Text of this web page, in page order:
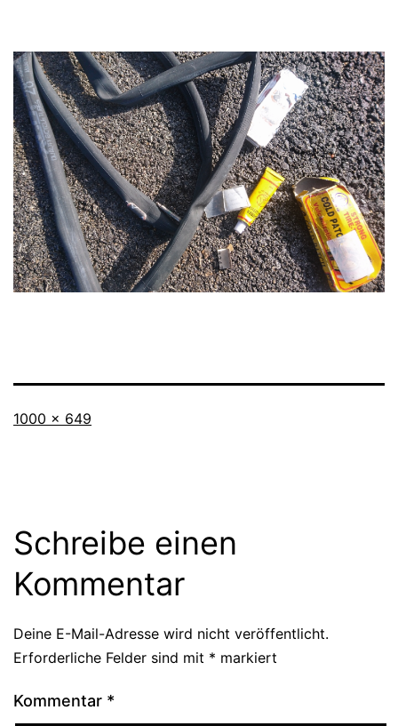
Originalgröße
1000 × 649
Schreibe einen
Kommentar
Deine E-Mail-Adresse wird nicht veröffentlicht.
Erforderliche Felder sind mit * markiert
Kommentar *